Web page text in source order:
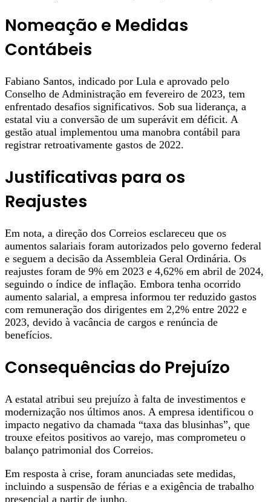
Nomeação e Medidas
Contábeis
Fabiano Santos, indicado por Lula e aprovado pelo
Conselho de Administração em fevereiro de 2023, tem
enfrentado desafios significativos. Sob sua liderança, a
estatal viu a conversão de um superávit em déficit. A
gestão atual implementou uma manobra contábil para
registrar retroativamente gastos de 2022.
Justificativas para os
Reajustes
Em nota, a direção dos Correios esclareceu que os
aumentos salariais foram autorizados pelo governo federal
e seguem a decisão da Assembleia Geral Ordinária. Os
reajustes foram de 9% em 2023 e 4,62% em abril de 2024,
seguindo o índice de inflação. Embora tenha ocorrido
aumento salarial, a empresa informou ter reduzido gastos
com remuneração dos dirigentes em 2,2% entre 2022 e
2023, devido à vacância de cargos e renúncia de
benefícios.
Consequências do Prejuízo
A estatal atribui seu prejuízo à falta de investimentos e
modernização nos últimos anos. A empresa identificou o
impacto negativo da chamada “taxa das blusinhas”, que
trouxe efeitos positivos ao varejo, mas comprometeu o
balanço patrimonial dos Correios.
Em resposta à crise, foram anunciadas sete medidas,
incluindo a suspensão de férias e a exigência de trabalho
presencial a partir de junho.